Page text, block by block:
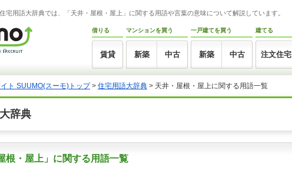
宅用語大辞典では、「天井・屋根・屋上」に関する用語や言葉の意味について解説しています。
借りる
賃貸
マンションを買う
新築 中古
一戸建てを買う
新築 中古
建てる
注文住宅
ト SUUMO(スーモ)トップ> 住宅用語大辞典 > 天井・屋根・屋上に関する用語一覧
辞典
根・屋上」に関する用語一覧